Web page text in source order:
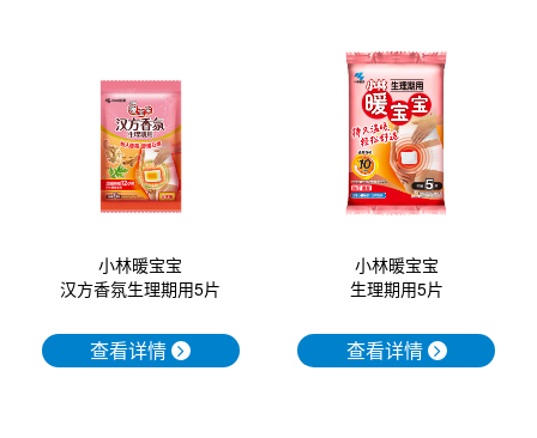
小林暖宝宝
汉方香氛生理期用5片
查看详情
小林暖宝宝
生理期用5片
查看详情